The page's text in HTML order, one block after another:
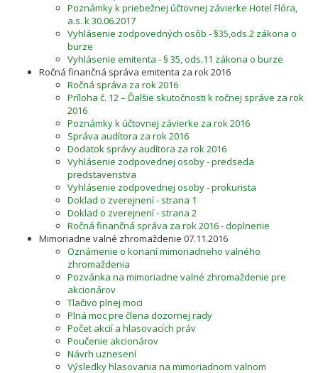
Poznámky k priebežnej účtovnej závierke Hotel Flóra,
a.s. k 30.06.2017
Vyhlásenie zodpovedných osôb - §35,ods.2 zákona o
burze
Vyhlásenie emitenta - § 35, ods.11 zákona o burze
Ročná finančná správa emitenta za rok 2016
Ročná správa za rok 2016
Príloha č. 12 – Ďalšie skutočnosti k ročnej správe za rok
2016
Poznámky k účtovnej závierke za rok 2016
Správa audítora za rok 2016
Dodatok správy audítora za rok 2016
Vyhlásenie zodpovednej osoby - predseda
predstavenstva
Vyhlásenie zodpovednej osoby - prokurista
Doklad o zverejnení - strana 1
Doklad o zverejnení - strana 2
Ročná finančná správa za rok 2016 - doplnenie
Mimoriadne valné zhromaždenie 07.11.2016
Oznámenie o konaní mimoriadneho valného
zhromaždenia
Pozvánka na mimoriadne valné zhromaždenie pre
akcionárov
Tlačivo plnej moci
Plná moc pre člena dozornej rady
Počet akcií a hlasovacích práv
Poučenie akcionárov
Návrh uznesení
Výsledky hlasovania na mimoriadnom valnom